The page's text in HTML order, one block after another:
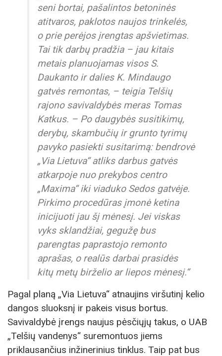
seni bortai, pašalintos betoninės
atitvaros, paklotos naujos trinkelės,
o prie perėjos įrengtas apšvietimas.
Tai tik darbų pradžia – jau kitais
metais planuojamas visos S.
Daukanto ir dalies K. Mindaugo
gatvės remontas, – teigia Telšių
rajono savivaldybės meras Tomas
Katkus. – Po daugybės susitikimų,
derybų, skambučių ir grunto tyrimų
pavyko pasiekti susitarimą: bendrovė
„Via Lietuva“ atliks darbus gatvės
atkarpoje nuo prekybos centro
„Maxima“ iki viaduko Sedos gatvėje.
Pirkimo procedūras įmonė ketina
inicijuoti jau šį mėnesį. Jei viskas
vyks sklandžiai, gegužę bus
parengtas paprastojo remonto
aprašas, o realūs darbai prasidės
kitų metų birželio ar liepos mėnesį.“
Pagal planą „Via Lietuva“ atnaujins viršutinį kelio
dangos sluoksnį ir pakeis visus bortus.
Savivaldybė įrengs naujus pėsčiųjų takus, o UAB
„Telšių vandenys“ suremontuos jiems
priklausančius inžinerinius tinklus. Taip pat bus